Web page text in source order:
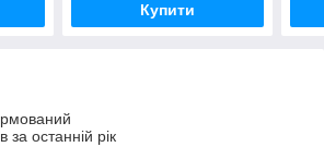
Купити
за останній рік